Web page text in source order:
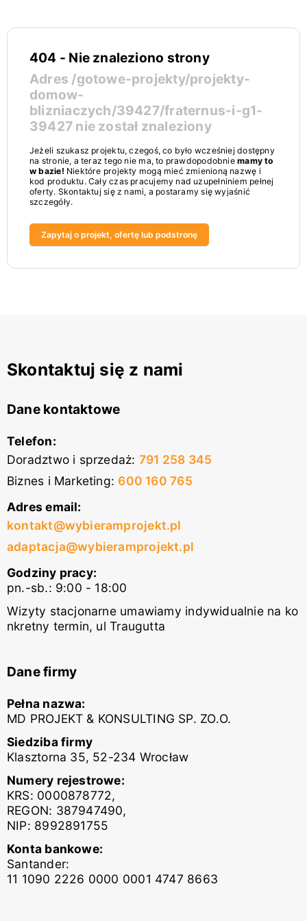
404 - Nie znaleziono strony
Adres /gotowe-projekty/projekty-
domow-
blizniaczych/39427/fraternus-i-g1-
39427 nie został znaleziony
Jeżeli szukasz projektu, czegoś, co było wcześniej dostępny
na stronie, a teraz tego nie ma, to prawdopodobniemamy to
w bazie! Niektóre projekty mogą mieć zmienioną nazwę i
kod produktu. Cały czas pracujemy nad uzupełniniem pełnej
oferty. Skontaktuj się z nami, a postaramy się wyjaśnić
szczegóły.
Zapytaj o projekt, ofertę lub podstronę
Skontaktuj się z nami
Dane kontaktowe
Telefon:
Doradztwo i sprzedaż: 791 258 345
Biznes i Marketing: 600 160 765
Adres email:
kontakt@wybieramprojekt.pl
adaptacja@wybieramprojekt.pl
Godziny pracy:
pn.-sb.: 9:00 - 18:00
Wizyty stacjonarne umawiamy indywidualnie na ko
nkretny termin, ul Traugutta
Dane firmy
Pełna nazwa:
MD PROJEKT & KONSULTING SP. ZO.O.
Siedziba firmy
Klasztorna 35, 52-234 Wrocław
Numery rejestrowe:
KRS: 0000878772,
REGON: 387947490,
NIP: 8992891755
Konta bankowe:
Santander:
11 1090 2226 0000 0001 4747 8663